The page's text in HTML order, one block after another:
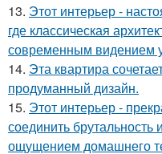
13. Этот интерьер -
где классическая
современным видением
14. Эта квартира
продуманный дизайн.
15. Этот интерьер -
соединить брутальность
ощущением домашнего